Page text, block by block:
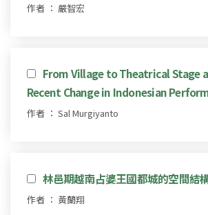
作者 ： 嚴智宏
From Village to Theatrical Stage
Recent Change in Indonesian
作者 ： Sal Murgiyanto
林邑期越南占婆王國都城的空間結
作者 ： 黃蘭翔